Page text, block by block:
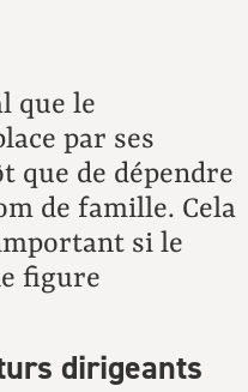
que le
par ses
que de dépendre
de famille. Cela
si le
figure
dirigeants